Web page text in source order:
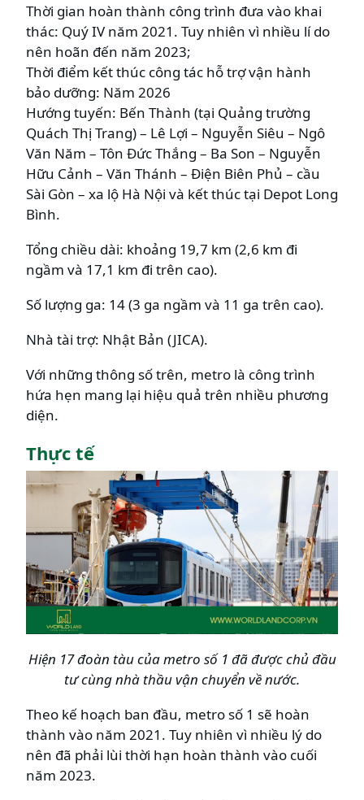
Thời gian hoàn thành công trình đưa vào khai
thác: Quý IV năm 2021. Tuy nhiên vì nhiều lí do
nên hoãn đến năm 2023;
Thời điểm kết thúc công tác hỗ trợ vận hành
bảo dưỡng: Năm 2026
Hướng tuyến: Bến Thành (tại Quảng trường
Quách Thị Trang) – Lê Lợi – Nguyễn Siêu – Ngô
Văn Năm – Tôn Đức Thắng – Ba Son – Nguyễn
Hữu Cảnh – Văn Thánh – Điện Biên Phủ – cầu
Sài Gòn – xa lộ Hà Nội và kết thúc tại Depot Long
Bình.
Tổng chiều dài: khoảng 19,7 km (2,6 km đi
ngầm và 17,1 km đi trên cao).
Số lượng ga: 14 (3 ga ngầm và 11 ga trên cao).
Nhà tài trợ: Nhật Bản (JICA).
Với những thông số trên, metro là công trình
hứa hẹn mang lại hiệu quả trên nhiều phương
diện.
Thực tế
Hiện 17 đoàn tàu của metro số 1 đã được chủ đầu
tư cùng nhà thầu vận chuyển về nước.
Theo kế hoạch ban đầu, metro số 1 sẽ hoàn
thành vào năm 2021. Tuy nhiên vì nhiều lý do
nên đã phải lùi thời hạn hoàn thành vào cuối
năm 2023.